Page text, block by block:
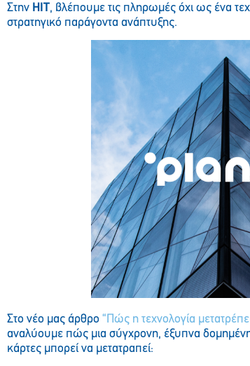
Στην HIT, βλέπουμε τις πληρωμές όχι ως ένα
στρατηγικό παράγοντα ανάπτυξης.
Στο νέο μας άρθρο “Πώς η τεχνολογία
αναλύουμε πώς μια σύγχρονη, έξυπνα
κάρτες μπορεί να μετατραπεί: